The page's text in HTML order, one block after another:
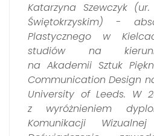
Katarzyna Szewczyk
Świętokrzyskim) -
Plastycznego w
studiów na
na Akademii Sztuk
Communication Design
University of Leeds. W
z wyróżnieniem
Komunikacji